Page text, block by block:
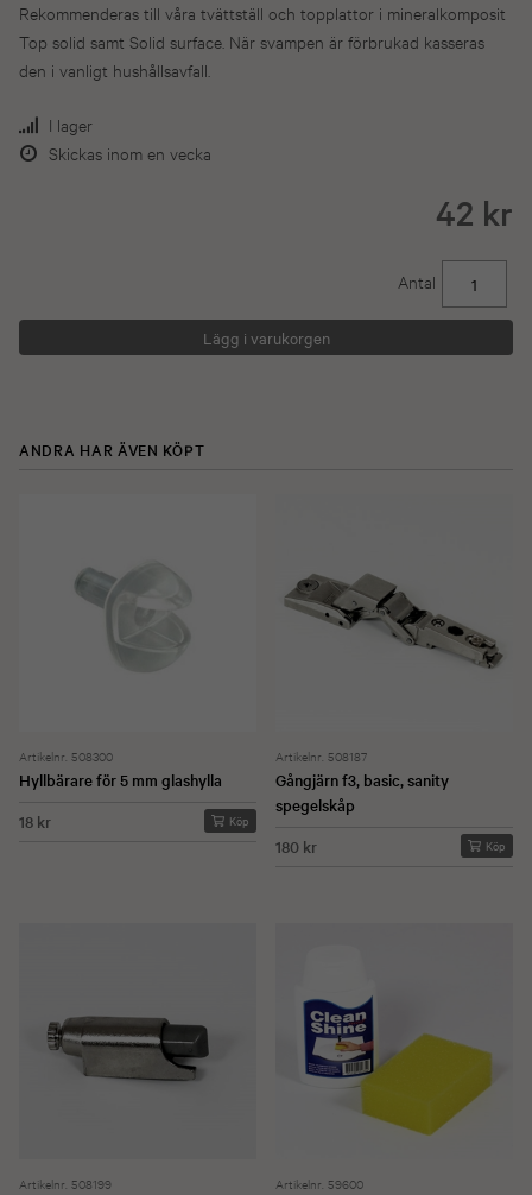
Rekommenderas till våra tvättställ och topplattor i mineralkomposit
Top solid samt Solid surface. När svampen är förbrukad kasseras
den i vanligt hushållsavfall.
I lager
Skickas inom en vecka
42 kr
Antal
ANDRA HAR ÄVEN KÖPT
Artikelnr. 508300
Hyllbärare för 5 mm glashylla
18 kr
Köp
Artikelnr. 508187
Gångjärn f3, basic, sanity
spegelskåp
180 kr
Köp
Artikelnr. 508199 Artikelnr. 59600